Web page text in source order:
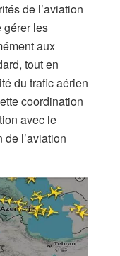
de l’aviation
gérer les
aux
tout en
du trafic aérien
coordination
avec le
l’aviation